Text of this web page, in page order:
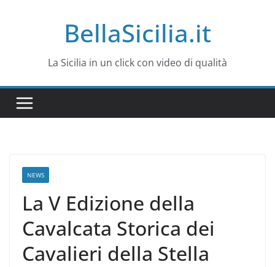
BellaSicilia.it
La Sicilia in un click con video di qualità
NEWS
La V Edizione della
Cavalcata Storica dei
Cavalieri della Stella